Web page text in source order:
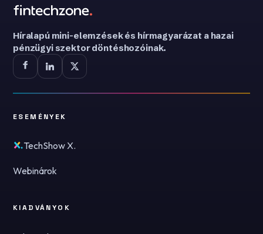
Híralapú mini-elemzések és hírmagyarázat a hazai
pénzügyi szektor döntéshozóinak.
ESEMÉNYEK
TechShow X.
Webinárok
KIADVÁNYOK